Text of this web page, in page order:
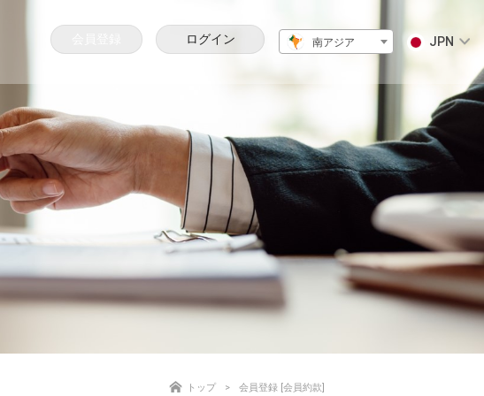
ログイン 南アジア JPN
トップ 会員登録 [会員約款]